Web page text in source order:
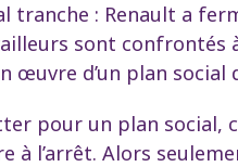
: Renault a
sont
œuvre d’un plan social
pour un plan social,
à l’arrêt. Alors